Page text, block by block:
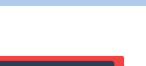
inclus dans courriel)